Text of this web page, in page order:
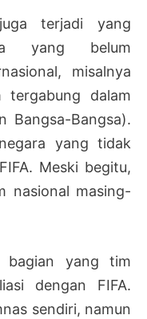
terjadi yang
yang belum
misalnya
tergabung dalam
Bangsa-Bangsa).
yang tidak
Meski begitu,
nasional masing-
bagian yang tim
dengan FIFA.
sendiri, namun